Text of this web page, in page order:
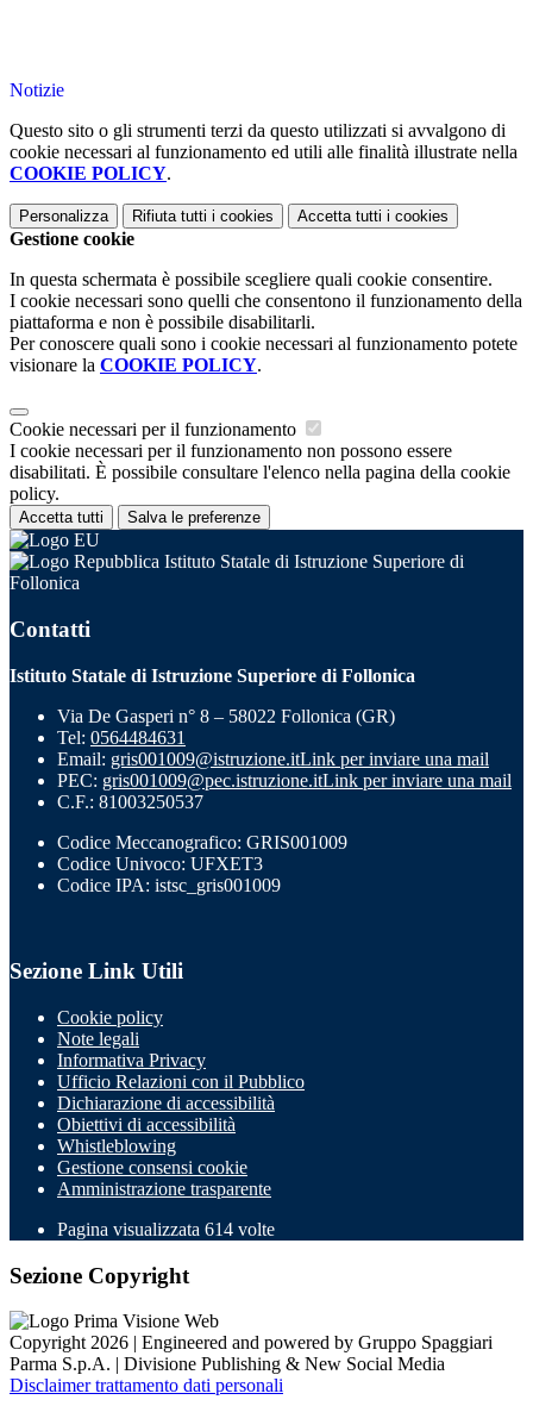
Notizie
Questo sito o gli strumenti terzi da questo utilizzati si avvalgono di
cookie necessari al funzionamento ed utili alle finalità illustrate nella
COOKIE POLICY.
Personalizza Rifiuta tutti i cookies Accetta tutti i cookies
Gestione cookie
In questa schermata è possibile scegliere quali cookie consentire.
I cookie necessari sono quelli che consentono il funzionamento della
piattaforma e non è possibile disabilitarli.
Per conoscere quali sono i cookie necessari al funzionamento potete
visionare la COOKIE POLICY.
Cookie necessari per il funzionamento
I cookie necessari per il funzionamento non possono essere
disabilitati. È possibile consultare l'elenco nella pagina della cookie
policy.
Accetta tutti Salva le preferenze
Istituto Statale di Istruzione Superiore di
Follonica
Contatti
Istituto Statale di Istruzione Superiore di Follonica
Via De Gasperi n° 8 – 58022 Follonica (GR)
Tel: 0564484631
Email: gris001009@istruzione.itLink per inviare una mail
PEC: gris001009@pec.istruzione.itLink per inviare una mail
C.F.: 81003250537
Codice Meccanografico: GRIS001009
Codice Univoco: UFXET3
Codice IPA: istsc_gris001009
Sezione Link Utili
Cookie policy
Note legali
Informativa Privacy
Ufficio Relazioni con il Pubblico
Dichiarazione di accessibilità
Obiettivi di accessibilità
Whistleblowing
Gestione consensi cookie
Amministrazione trasparente
Pagina visualizzata 614 volte
Sezione Copyright
Copyright 2026 | Engineered and powered by Gruppo Spaggiari
Parma S.p.A. | Divisione Publishing & New Social Media
Disclaimer trattamento dati personali